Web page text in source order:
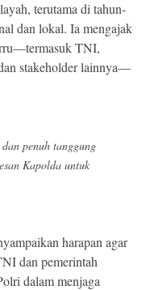
terutama di tahun-
dan lokal. Ia mengajak
TNI,
stakeholder lainnya—
penuh tanggung
Kapolda untuk
harapan agar
dan pemerintah
dalam menjaga